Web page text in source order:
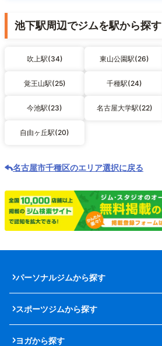
池下駅周辺でジムを駅から探す
吹上駅(34) 東山公園駅(26)
覚王山駅(25) 千種駅(24)
今池駅(23) 名古屋大学駅(22)
自由ヶ丘駅(20)
名古屋市千種区のエリア選択に戻る
パーソナルジムから探す
スポーツジムから探す
ヨガから探す